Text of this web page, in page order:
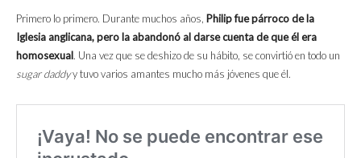
Primero lo primero. Durante muchos años, Philip fue párroco de la
Iglesia anglicana, pero la abandonó al darse cuenta de que él era
homosexual. Una vez que se deshizo de su hábito, se convirtió en todo un
sugar daddyy tuvo varios amantes mucho más jóvenes que él.